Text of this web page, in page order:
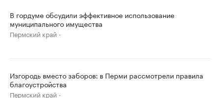
В гордуме обсудили эффективное использование
муниципального имущества
Пермский край
Изгородь вместо заборов: в Перми рассмотрели правила
благоустройства
Пермский край